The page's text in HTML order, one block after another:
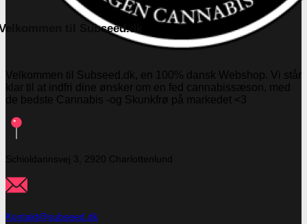
til Subseed.dk
Velkommen til Subseed.dk, en 100% dansk Webshop. Vi står
klar til at indfri dine ønsker om en fed cannabissæson, med
de bedste Cannabis -og Skunkfrø på markedet <3
Schioldannsvej 3, 2920 Charlottenlund
Kontakt@subseed.dk